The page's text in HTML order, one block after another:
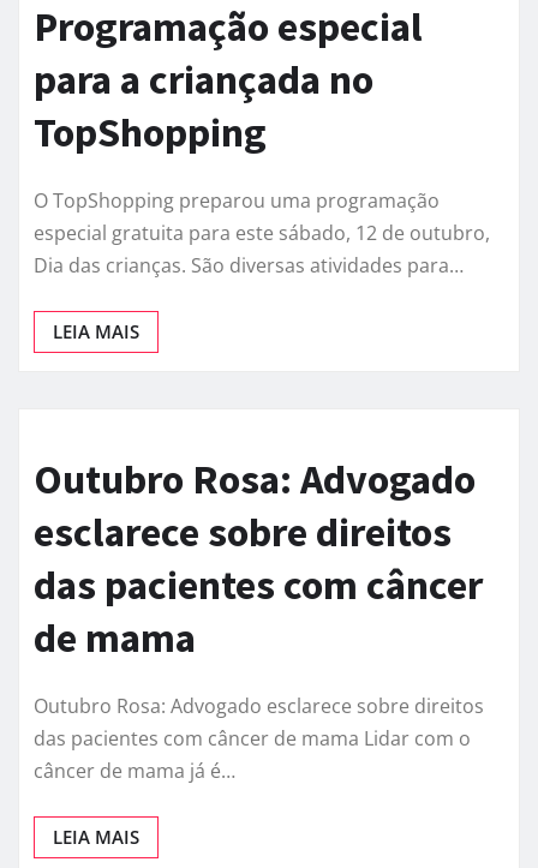
Programação especial
para a criançada no
TopShopping
O TopShopping preparou uma programação
especial gratuita para este sábado, 12 de outubro,
Dia das crianças. São diversas atividades para…
LEIA MAIS
Outubro Rosa: Advogado
esclarece sobre direitos
das pacientes com câncer
de mama
Outubro Rosa: Advogado esclarece sobre direitos
das pacientes com câncer de mama Lidar com o
câncer de mama já é…
LEIA MAIS